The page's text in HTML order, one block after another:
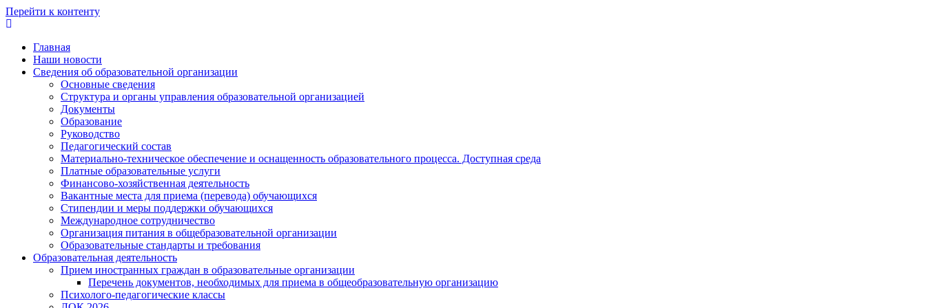
Перейти к контенту
Главная
Наши новости
Сведения об образовательной организации
Основные сведения
Структура и органы управления образовательной организацией
Документы
Образование
Руководство
Педагогический состав
Материально-техническое обеспечение и оснащенность образовательного процесса. Доступная среда
Платные образовательные услуги
Финансово-хозяйственная деятельность
Вакантные места для приема (перевода) обучающихся
Стипендии и меры поддержки обучающихся
Международное сотрудничество
Организация питания в общебразовательной организации
Образовательные стандарты и требования
Образовательная деятельность
Прием иностранных граждан в образовательные организации
Перечень документов, необходимых для приема в общеобразовательную организацию
Психолого-педагогические классы